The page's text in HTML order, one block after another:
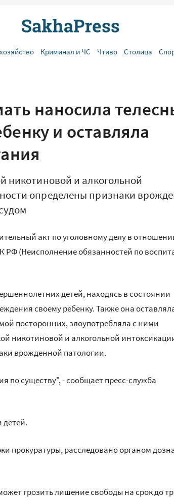
Криминал и ЧС Чтиво Столица
наносила
и оставляла
никотиновой и алкогольной
определены признаки
акт по уголовному делу в
РФ (Неисполнение обязанностей по
детей, находясь в состоянии
своему ребенку. Также она
посторонних, злоупотребляла с ними
никотиновой и алкогольной
врожденной патологии.
по существу", - сообщает пресс-служба
прокуратуры, расследовано органом
грозить лишение свободы на срок до